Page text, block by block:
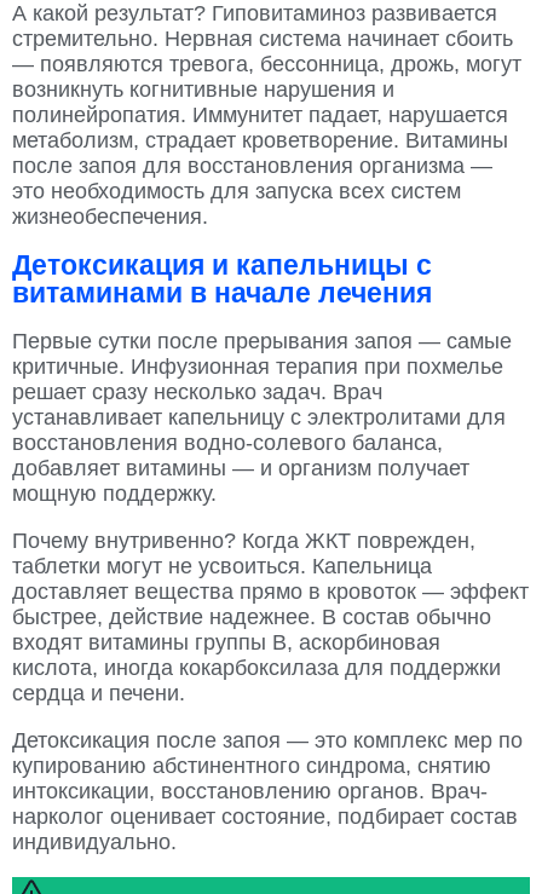
А какой результат? Гиповитаминоз развивается
стремительно. Нервная система начинает сбоить
— появляются тревога, бессонница, дрожь, могут
возникнуть когнитивные нарушения и
полинейропатия. Иммунитет падает, нарушается
метаболизм, страдает кроветворение. Витамины
после запоя для восстановления организма —
это необходимость для запуска всех систем
жизнеобеспечения.
Детоксикация и капельницы с
витаминами в начале лечения
Первые сутки после прерывания запоя — самые
критичные. Инфузионная терапия при похмелье
решает сразу несколько задач. Врач
устанавливает капельницу с электролитами для
восстановления водно-солевого баланса,
добавляет витамины — и организм получает
мощную поддержку.
Почему внутривенно? Когда ЖКТ поврежден,
таблетки могут не усвоиться. Капельница
доставляет вещества прямо в кровоток — эффект
быстрее, действие надежнее. В состав обычно
входят витамины группы B, аскорбиновая
кислота, иногда кокарбоксилаза для поддержки
сердца и печени.
Детоксикация после запоя — это комплекс мер по
купированию абстинентного синдрома, снятию
интоксикации, восстановлению органов. Врач-
нарколог оценивает состояние, подбирает состав
индивидуально.